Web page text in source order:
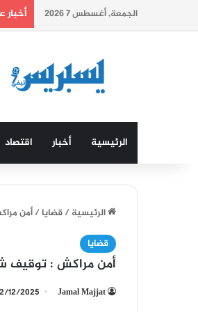
الجمعة, أغسطس 7 2026 أخبار
الرئيسية أخبار اقتصاد
الرئيسية/قضايا/أمن
قضايا
أمن مراكش : توقيف
Jamal Majjat
12/2025